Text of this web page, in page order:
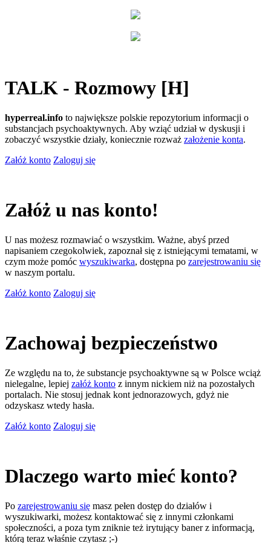
TALK - Rozmowy [H]
hyperreal.info to największe polskie repozytorium informacji o
substancjach psychoaktywnych. Aby wziąć udział w dyskusji i
zobaczyć wszystkie działy, koniecznie rozważ założenie konta.
Załóż konto Zaloguj się
Załóż u nas konto!
U nas możesz rozmawiać o wszystkim. Ważne, abyś przed
napisaniem czegokolwiek, zapoznał się z istniejącymi tematami, w
czym może pomóc wyszukiwarka, dostępna po zarejestrowaniu się
w naszym portalu.
Załóż konto Zaloguj się
Zachowaj bezpieczeństwo
Ze względu na to, że substancje psychoaktywne są w Polsce wciąż
nielegalne, lepiej załóż konto z innym nickiem niż na pozostałych
portalach. Nie stosuj jednak kont jednorazowych, gdyż nie
odzyskasz wtedy hasła.
Załóż konto Zaloguj się
Dlaczego warto mieć konto?
Po zarejestrowaniu się masz pełen dostęp do działów i
wyszukiwarki, możesz kontaktować się z innymi członkami
społeczności, a poza tym zniknie też irytujący baner z informacją,
którą teraz właśnie czytasz ;-)